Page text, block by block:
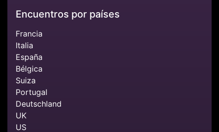
Encuentros por países
Francia
Italia
España
Bélgica
Suiza
Portugal
Deutschland
UK
US